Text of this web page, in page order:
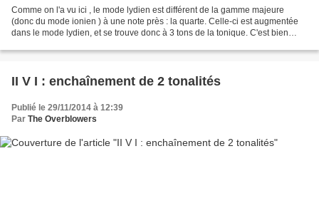
Comme on l'a vu ici , le mode lydien est différent de la gamme majeure
(donc du mode ionien ) à une note près : la quarte. Celle-ci est augmentée
dans le mode lydien, et se trouve donc à 3 tons de la tonique. C'est bien
II V I : enchaînement de 2 tonalités
Publié le 29/11/2014 à 12:39
Par The Overblowers